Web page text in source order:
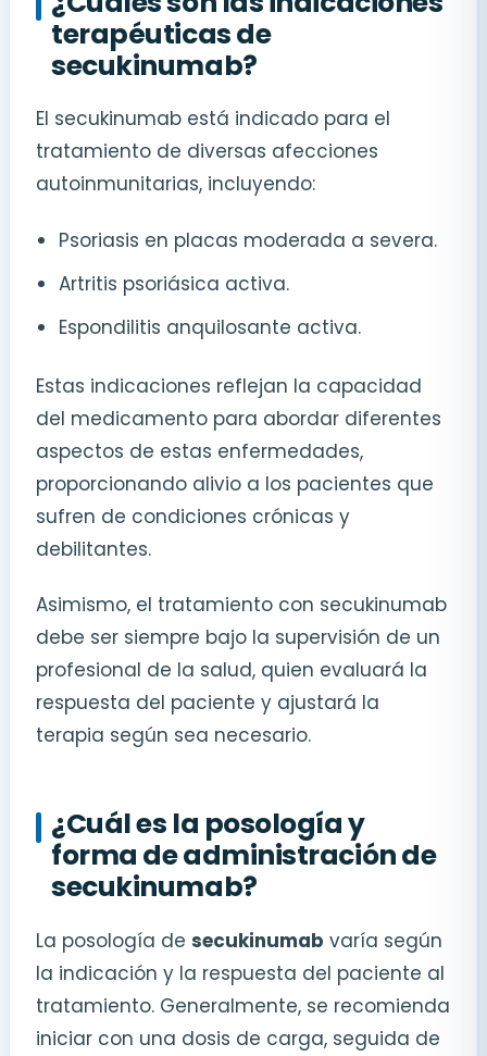
terapéuticas de
secukinumab?
El secukinumab está indicado para el
tratamiento de diversas afecciones
autoinmunitarias, incluyendo:
Psoriasis en placas moderada a severa.
Artritis psoriásica activa.
Espondilitis anquilosante activa.
Estas indicaciones reflejan la capacidad
del medicamento para abordar diferentes
aspectos de estas enfermedades,
proporcionando alivio a los pacientes que
sufren de condiciones crónicas y
debilitantes.
Asimismo, el tratamiento con secukinumab
debe ser siempre bajo la supervisión de un
profesional de la salud, quien evaluará la
respuesta del paciente y ajustará la
terapia según sea necesario.
¿Cuál es la posología y
forma de administración de
secukinumab?
La posología de secukinumab varía según
la indicación y la respuesta del paciente al
tratamiento. Generalmente, se recomienda
iniciar con una dosis de carga, seguida de